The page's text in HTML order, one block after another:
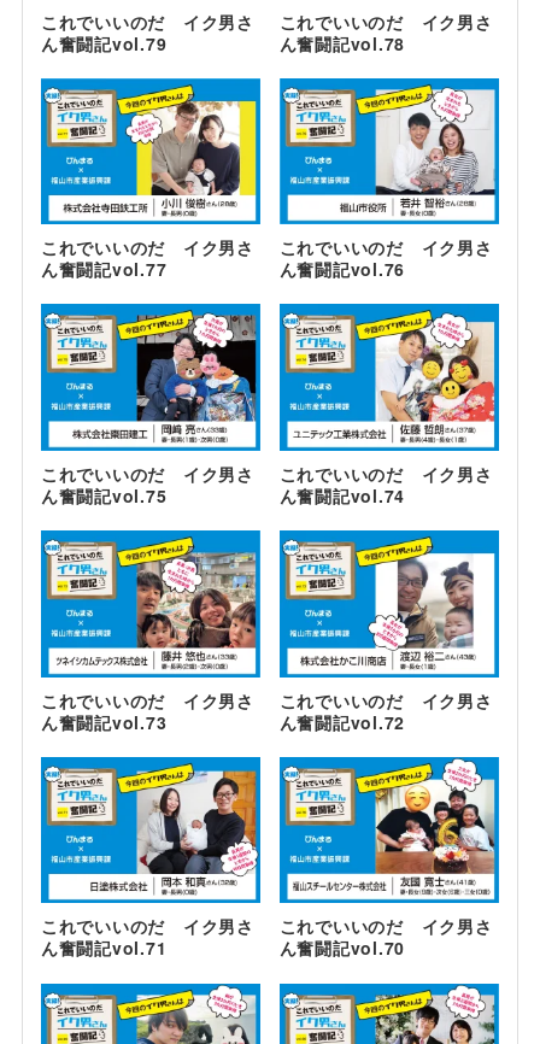
これでいいのだ イク男さ
ん奮闘記vol.79
これでいいのだ イク男さ
ん奮闘記vol.78
これでいいのだ イク男さ
ん奮闘記vol.77
これでいいのだ イク男さ
ん奮闘記vol.76
これでいいのだ イク男さ
ん奮闘記vol.75
これでいいのだ イク男さ
ん奮闘記vol.74
これでいいのだ イク男さ
ん奮闘記vol.73
これでいいのだ イク男さ
ん奮闘記vol.72
これでいいのだ イク男さ
ん奮闘記vol.71
これでいいのだ イク男さ
ん奮闘記vol.70